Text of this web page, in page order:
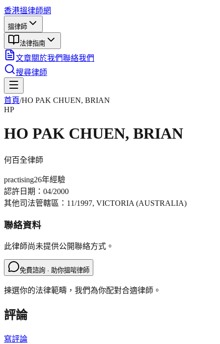
香港搵律師網
搵律師
法律指南
文章關於我們聯絡我們
搜尋律師
首頁/HO PAK CHUEN, BRIAN
HP
HO PAK CHUEN, BRIAN
何百全律師
practising26年經驗
認許日期： 04/2000
其他司法管轄區： 11/1997, VICTORIA (AUSTRALIA)
聯絡資料
此律師尚未提供公開聯絡方式。
免費諮詢 · 助你搵啱律師
揀選你的法律範疇，我們為你配對合適律師。
評論
寫評論